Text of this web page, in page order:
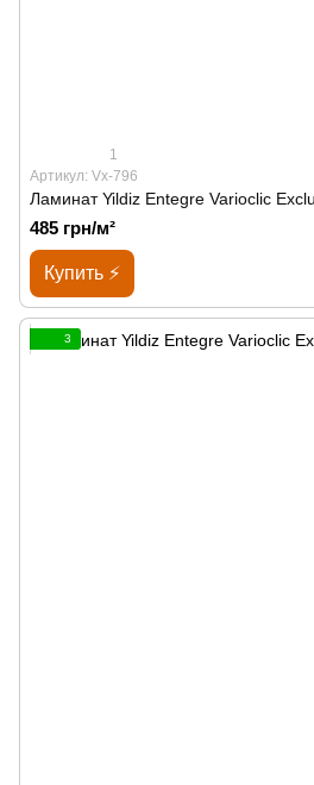
1
Артикул: Vx-796
Ламинат Yildiz Entegre Varioclic
485 грн/м²
Купить ⚡
3